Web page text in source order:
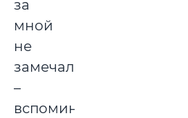
за
мной
не
замечал,
–
вспоминает